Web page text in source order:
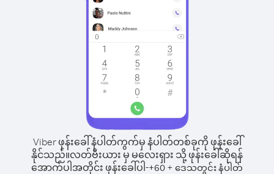
Viber ဖုန်းခေါ်နံပါတ်ကွက်မှ နံပါတ်တစ်ခုကို ဖုန်းခေါ်
နိုင်သည်။လတ်ဗီးယား မှ မလေးရှား သို့ ဖုန်းခေါ်ဆိုရန်
အောက်ပါအတိုင်း ဖုန်းခေါ်ပါ-+60 + ဒေသတွင်း နံပါတ်